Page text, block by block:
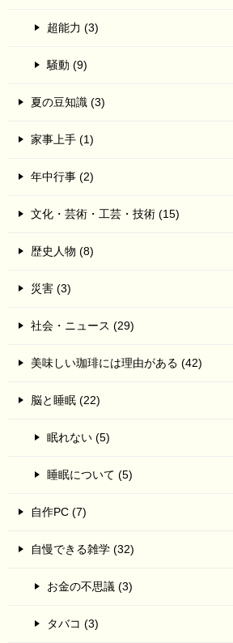
超能力 (3)
騒動 (9)
夏の豆知識 (3)
家事上手 (1)
年中行事 (2)
文化・芸術・工芸・技術 (15)
歴史人物 (8)
災害 (3)
社会・ニュース (29)
美味しい珈琲には理由がある (42)
脳と睡眠 (22)
眠れない (5)
睡眠について (5)
自作PC (7)
自慢できる雑学 (32)
お金の不思議 (3)
タバコ (3)